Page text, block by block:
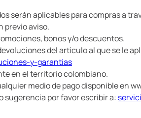
serán aplicables para compras a
previo aviso.
bonos y/o descuentos.
del artículo al que se le
y-garantias
en el territorio colombiano.
medio de pago disponible en
sugerencia por favor escribir a: